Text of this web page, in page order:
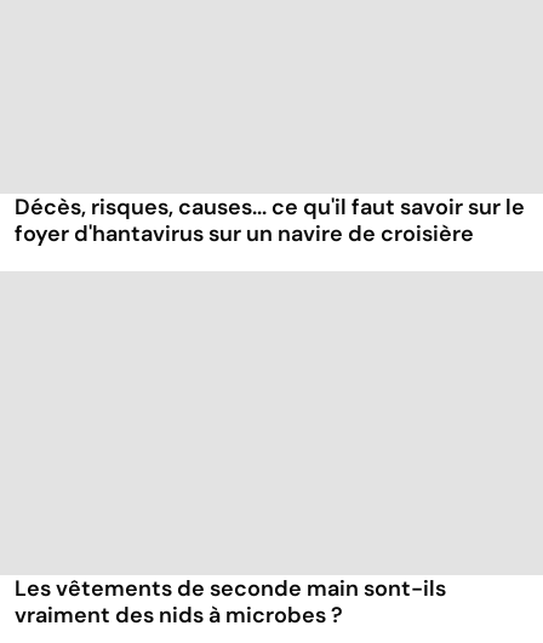
Décès, risques, causes... ce qu'il faut savoir sur le
foyer d'hantavirus sur un navire de croisière
Les vêtements de seconde main sont-ils
vraiment des nids à microbes ?